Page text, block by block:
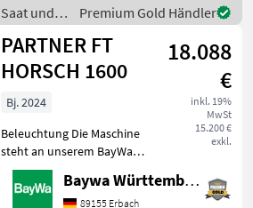
hydraulisch Klappbar mit
Weitwi
Saat und
Pflege /
Kuhn
Premium Gold Händler
PARTNER FT
HORSCH 1600
18.088
€
inkl. 19%
MwSt
15.200 €
exkl.
Bj. 2024
Beleuchtung Die Maschine
steht an unserem BayWa
Standort in DE-89155
Erbach.Gerne steht Ihnen
Herr Straub unter Tel.:
Baywa Württemberg
89155 Erbach